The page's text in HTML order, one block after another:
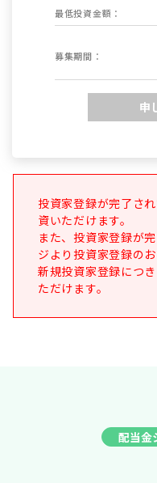
最低投資金額：
募集期間：
申
投資家登録が完了さ
資いただけます。
また、投資家登録が
ジより投資家登録の
新規投資家登録につき
ただけます。
配当金